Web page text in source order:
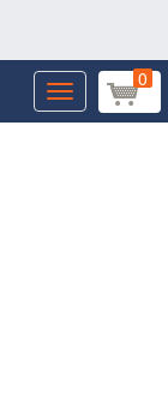
0
Toggle
navigation